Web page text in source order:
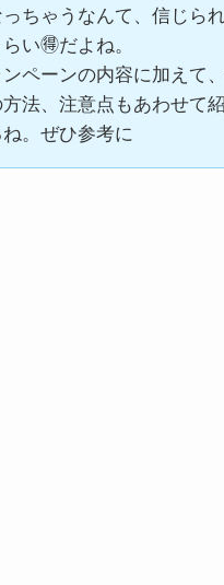
っちゃうなんて、信じら
い🉐だよね。
ンペーンの内容に加えて
法、注意点もあわせて
。ぜひ参考に